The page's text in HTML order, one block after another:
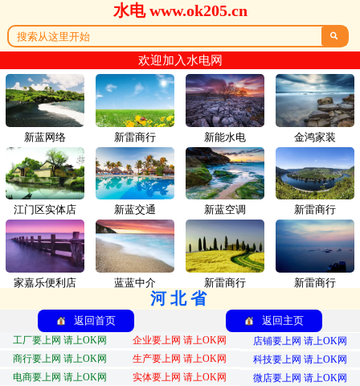
水电 www.ok205.cn

欢迎加入水电网
新蓝网络 新雷商行
江门区实体店 新蓝交通
家嘉乐便利店 蓝蓝中介
新能水电 金鸿家装
新蓝空调 新雷商行
新雷商行 新雷商行
河北省
返回首页 返回主页
工厂要上网 请上OK网 企业要上网 请上OK网
店铺要上网 请上OK网
商行要上网 请上OK网
生产要上网 请上OK网
科技要上网 请上OK网
电商要上网 请上OK网
实体要上网 请上OK网 微店要上网 请上OK网